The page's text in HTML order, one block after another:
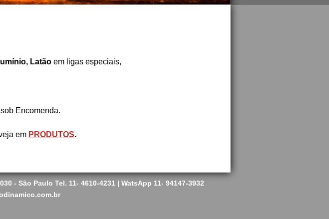
Latão em ligas especiais,
sob Encomenda.
em PRODUTOS.
- São Paulo Tel. 11- 4610-4231 | WatsApp 11- 94147-3932